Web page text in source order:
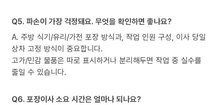
Q5. 파손이 가장 걱정돼요. 무엇을 확인하면 좋나요?
A. 주방 식기/유리/가전 포장 방식과, 작업 인원 구성, 이사 당일
상차 고정 방식이 중요합니다.
고가/민감 물품은 따로 표시하거나 분리해두면 작업 중 실수를
줄일 수 있습니다.
Q6. 포장이사 소요 시간은 얼마나 되나요?